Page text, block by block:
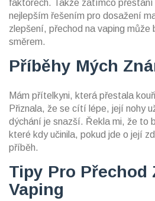
faktorech. Takže zatímco
nejlepším řešením pro dosažení
zlepšení, přechod na vaping může
směrem.
Příběhy Mých
Mám přítelkyni, která přestala
Přiznala, že se cítí lépe, její nohy
dýchání je snazší. Řekla mi, že to
které kdy učinila, pokud jde o její
příběh.
Tipy Pro Přechod
Vaping